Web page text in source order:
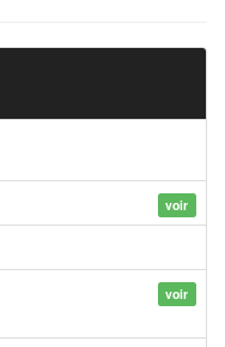
voir
voir